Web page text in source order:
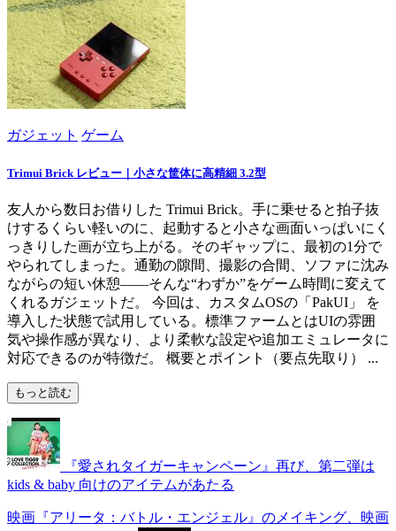
ガジェット ゲーム
Trimui Brick レビュー｜小さな筐体に高精細 3.2型
友人から数日お借りした Trimui Brick。手に乗せると拍子抜
けするくらい軽いのに、起動すると小さな画面いっぱいにく
っきりした画が立ち上がる。そのギャップに、最初の1分で
やられてしまった。通勤の隙間、撮影の合間、ソファに沈み
ながらの短い休憩——そんな“わずか”をゲーム時間に変えて
くれるガジェットだ。 今回は、カスタムOSの「PakUI」 を
導入した状態で試用している。標準ファームとはUIの雰囲
気や操作感が異なり、より柔軟な設定や追加エミュレータに
対応できるのが特徴だ。 概要とポイント（要点先取り） ...
もっと読む
『愛されタイガーキャンペーン』再び、第二弾は
kids & baby 向けのアイテムがあたる
映画『アリータ：バトル・エンジェル』のメイキング、映画